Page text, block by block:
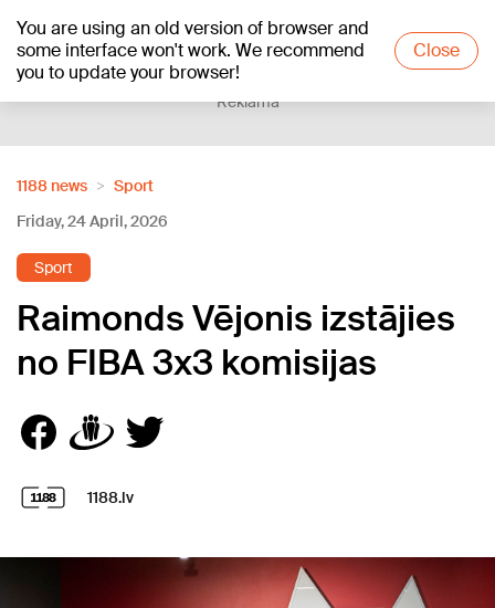
You are using an old version of browser and
some interface won't work. We recommend
you to update your browser!
Close
+20°C
Reklāma
1188 news
Sport
Friday, 24 April, 2026
Sport
Raimonds Vējonis izstājies
no FIBA 3x3 komisijas
1188.lv